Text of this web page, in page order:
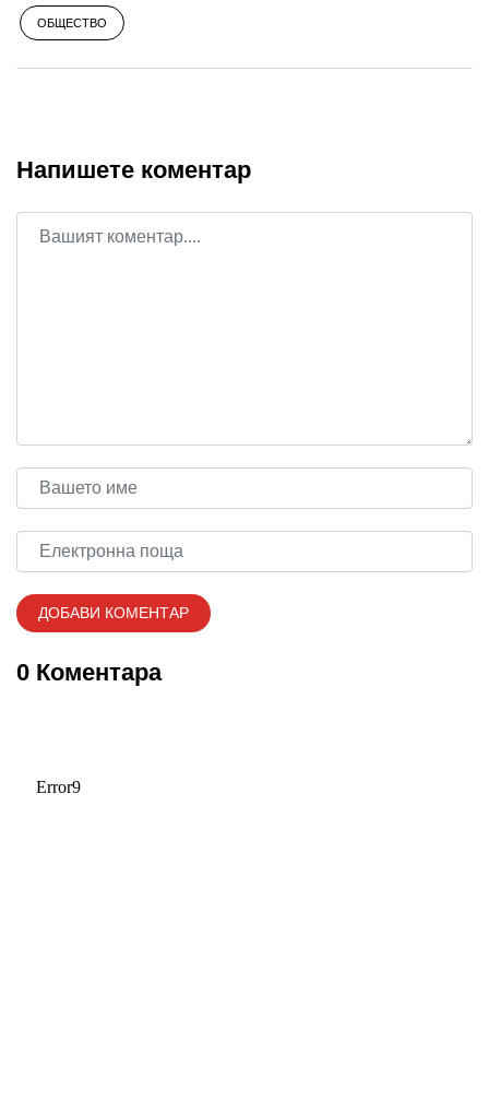
ОБЩЕСТВО
Напишете коментар
0 Коментара